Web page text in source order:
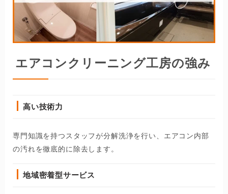
エアコンクリーニング工房の強み
高い技術力
専門知識を持つスタッフが分解洗浄を行い、エアコン内部
の汚れを徹底的に除去します。
地域密着型サービス